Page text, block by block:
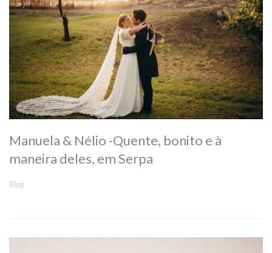
Manuela & Nélio -Quente, bonito e à
maneira deles, em Serpa
Blog